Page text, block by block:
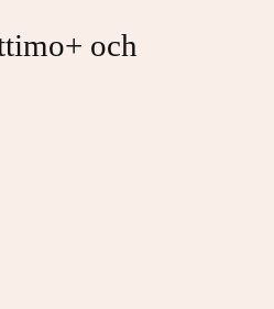
och